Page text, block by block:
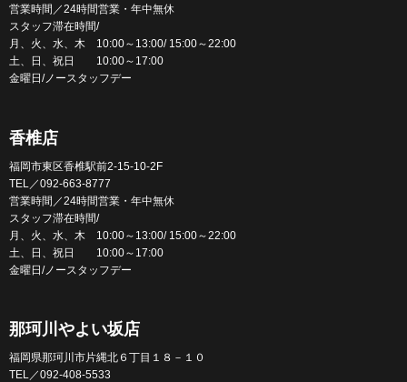
営業時間／24時間営業・年中無休
スタッフ滞在時間/
月、火、水、木 10:00～13:00/ 15:00～22:00
土、日、祝日 10:00～17:00
金曜日/ノースタッフデー
香椎店
福岡市東区香椎駅前2-15-10-2F
TEL／092-663-8777
営業時間／24時間営業・年中無休
スタッフ滞在時間/
月、火、水、木 10:00～13:00/ 15:00～22:00
土、日、祝日 10:00～17:00
金曜日/ノースタッフデー
那珂川やよい坂店
福岡県那珂川市片縄北６丁目１８－１０
TEL／092-408-5533